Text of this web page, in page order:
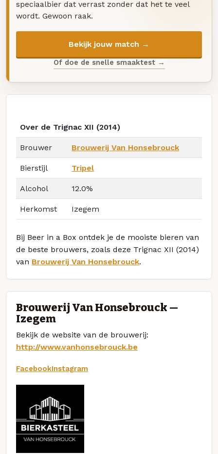
speciaalbier dat verrast zonder dat het te veel
wordt. Gewoon raak.
Bekijk jouw match →
Of doe de snelle smaaktest →
Over de Trignac XII (2014)
Brouwer Brouwerij Van Honsebrouck
Bierstijl Tripel
Alcohol 12.0%
Herkomst Izegem
Bij Beer in a Box ontdek je de mooiste bieren van
de beste brouwers, zoals deze Trignac XII (2014)
van Brouwerij Van Honsebrouck.
Brouwerij Van Honsebrouck —
Izegem
Bekijk de website van de brouwerij:
http://www.vanhonsebrouck.be
FacebookInstagram